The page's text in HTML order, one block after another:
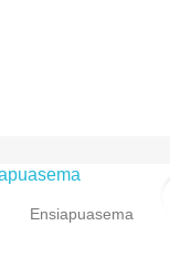
 Pikakatselu
Ensiapuasema